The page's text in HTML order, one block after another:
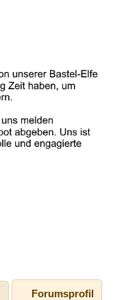
Forumsprofil